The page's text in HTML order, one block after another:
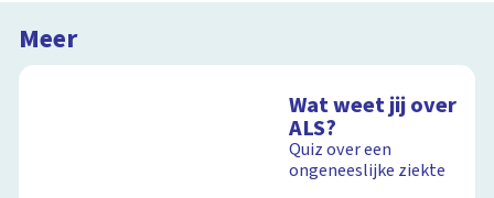
Meer
Wat weet jij over
ALS?
Quiz over een
ongeneeslijke ziekte